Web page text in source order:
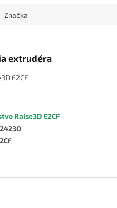
Značka
extrudéra
E2CF
Raise3D E2CF